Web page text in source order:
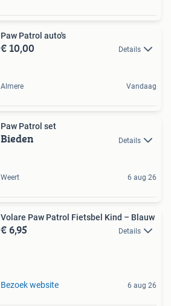
Paw Patrol auto's
€ 10,00 Details
Almere Vandaag
Paw Patrol set
Bieden Details
Weert 6 aug 26
Volare Paw Patrol Fietsbel Kind – Blauw
€ 6,95 Details
Bezoek website 6 aug 26